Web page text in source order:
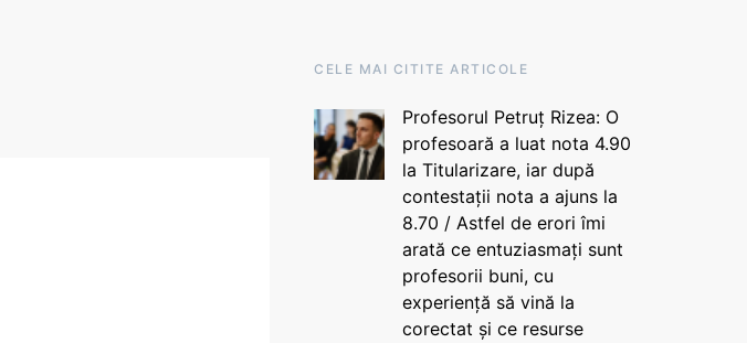
CELE MAI CITITE ARTICOLE
Profesorul Petruț Rizea: O
profesoară a luat nota 4.90
la Titularizare, iar după
contestații nota a ajuns la
8.70 / Astfel de erori îmi
arată ce entuziasmați sunt
profesorii buni, cu
experiență să vină la
corectat și ce resurse